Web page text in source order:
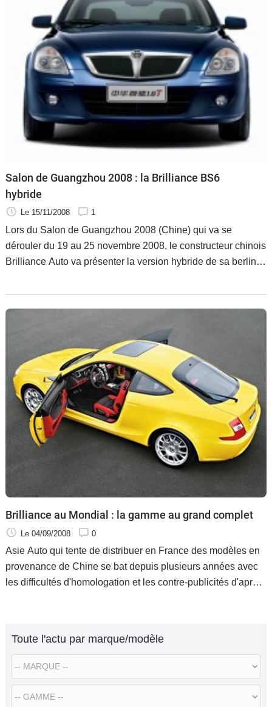
Salon de Guangzhou 2008 : la Brilliance BS6
hybride
Le 15/11/2008 1
Lors du Salon de Guangzhou 2008 (Chine) qui va se
dérouler du 19 au 25 novembre 2008, le constructeur chinois
Brilliance Auto va présenter la version hybride de sa berline
électrique et
Brilliance au Mondial : la gamme au grand complet
Le 04/09/2008 0
Asie Auto qui tente de distribuer en France des modèles en
provenance de Chine se bat depuis plusieurs années avec
les difficultés d'homologation et les contre-publicités d'après
Toute l'actu par marque/modèle